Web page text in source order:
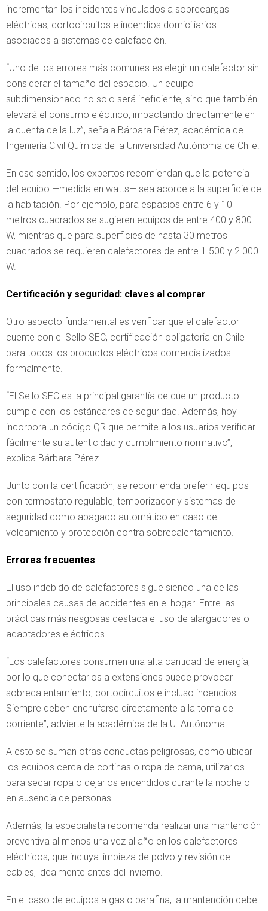
incrementan los incidentes vinculados a sobrecargas
eléctricas, cortocircuitos e incendios domiciliarios
asociados a sistemas de calefacción.
“Uno de los errores más comunes es elegir un calefactor sin
considerar el tamaño del espacio. Un equipo
subdimensionado no solo será ineficiente, sino que también
elevará el consumo eléctrico, impactando directamente en
la cuenta de la luz”, señala Bárbara Pérez, académica de
Ingeniería Civil Química de la Universidad Autónoma de Chile.
En ese sentido, los expertos recomiendan que la potencia
del equipo —medida en watts— sea acorde a la superficie de
la habitación. Por ejemplo, para espacios entre 6 y 10
metros cuadrados se sugieren equipos de entre 400 y 800
W, mientras que para superficies de hasta 30 metros
cuadrados se requieren calefactores de entre 1.500 y 2.000
W.
Certificación y seguridad: claves al comprar
Otro aspecto fundamental es verificar que el calefactor
cuente con el Sello SEC, certificación obligatoria en Chile
para todos los productos eléctricos comercializados
formalmente.
“El Sello SEC es la principal garantía de que un producto
cumple con los estándares de seguridad. Además, hoy
incorpora un código QR que permite a los usuarios verificar
fácilmente su autenticidad y cumplimiento normativo”,
explica Bárbara Pérez.
Junto con la certificación, se recomienda preferir equipos
con termostato regulable, temporizador y sistemas de
seguridad como apagado automático en caso de
volcamiento y protección contra sobrecalentamiento.
Errores frecuentes
El uso indebido de calefactores sigue siendo una de las
principales causas de accidentes en el hogar. Entre las
prácticas más riesgosas destaca el uso de alargadores o
adaptadores eléctricos.
“Los calefactores consumen una alta cantidad de energía,
por lo que conectarlos a extensiones puede provocar
sobrecalentamiento, cortocircuitos e incluso incendios.
Siempre deben enchufarse directamente a la toma de
corriente”, advierte la académica de la U. Autónoma.
A esto se suman otras conductas peligrosas, como ubicar
los equipos cerca de cortinas o ropa de cama, utilizarlos
para secar ropa o dejarlos encendidos durante la noche o
en ausencia de personas.
Además, la especialista recomienda realizar una mantención
preventiva al menos una vez al año en los calefactores
eléctricos, que incluya limpieza de polvo y revisión de
cables, idealmente antes del invierno.
En el caso de equipos a gas o parafina, la mantención debe